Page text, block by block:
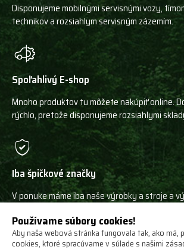
Disponujeme mobilnými servisnými vozy,
technikov a rozsiahlym servisným zázemím.
Spoľahlivý E-shop
Mnoho produktov tu môžete nakúpiť online.
rýchlo, pretože disponujeme rozsiahlymi
Iba špičkové značky
V ponuke máme iba naše výrobky a stroje a
Používame súbory cookies!
Aby naša webová stránka fungovala tak, ako má,
cookies, ktoré spracúvame v súlade s našimi